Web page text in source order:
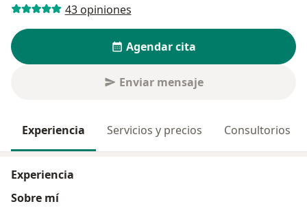
43 opiniones
Agendar cita
Enviar mensaje
Experiencia Servicios y precios Consultorios
Experiencia
Sobre mí